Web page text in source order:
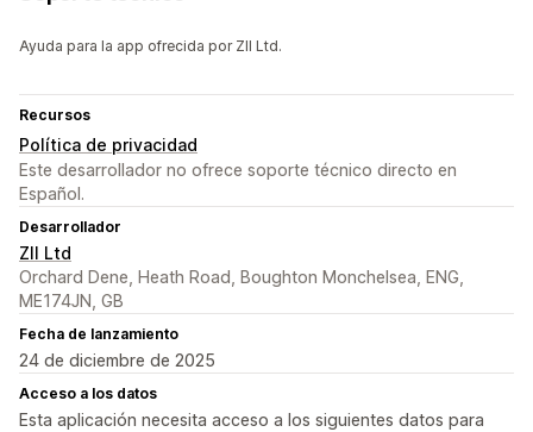
Ayuda para la app ofrecida por ZII Ltd.
Recursos
Política de privacidad
Este desarrollador no ofrece soporte técnico directo en
Español.
Desarrollador
ZII Ltd
Orchard Dene, Heath Road, Boughton Monchelsea, ENG,
ME174JN, GB
Fecha de lanzamiento
24 de diciembre de 2025
Acceso a los datos
Esta aplicación necesita acceso a los siguientes datos para